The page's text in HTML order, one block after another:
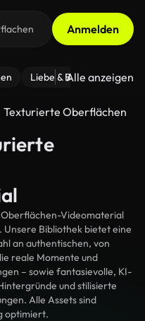
Anmelden
Liebe & Beziehungen
Alle anzeigen
Texturierte Oberflächen
Videomaterial
Bibliothek bietet eine
an authentischen, von
reale Momente und
– sowie fantasievolle, KI-
und stilisierte
Alle Assets sind
optimiert.